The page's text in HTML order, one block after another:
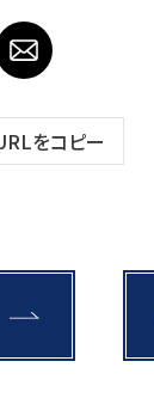
video/
をコピー